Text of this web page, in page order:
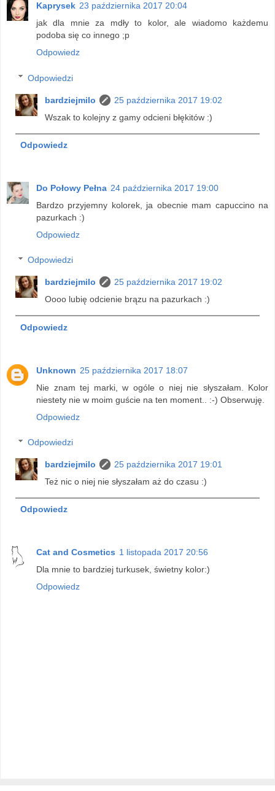
Kaprysek 23 października 2017 20:04
jak dla mnie za mdły to kolor, ale wiadomo każdemu
podoba się co innego ;p
Odpowiedz
Odpowiedzi
bardziejmilo
25 października 2017 19:02
Wszak to kolejny z gamy odcieni błękitów :)
Odpowiedz
Do Połowy Pełna 24 października 2017 19:00
Bardzo przyjemny kolorek, ja obecnie mam capuccino na
pazurkach :)
Odpowiedz
Odpowiedzi
bardziejmilo
25 października 2017 19:02
Oooo lubię odcienie brązu na pazurkach :)
Odpowiedz
Unknown 25 października 2017 18:07
Nie znam tej marki, w ogóle o niej nie słyszałam. Kolor
niestety nie w moim guście na ten moment.. :-) Obserwuję.
Odpowiedz
Odpowiedzi
bardziejmilo
25 października 2017 19:01
Też nic o niej nie słyszałam aż do czasu :)
Odpowiedz
Cat and Cosmetics 1 listopada 2017 20:56
Dla mnie to bardziej turkusek, świetny kolor:)
Odpowiedz